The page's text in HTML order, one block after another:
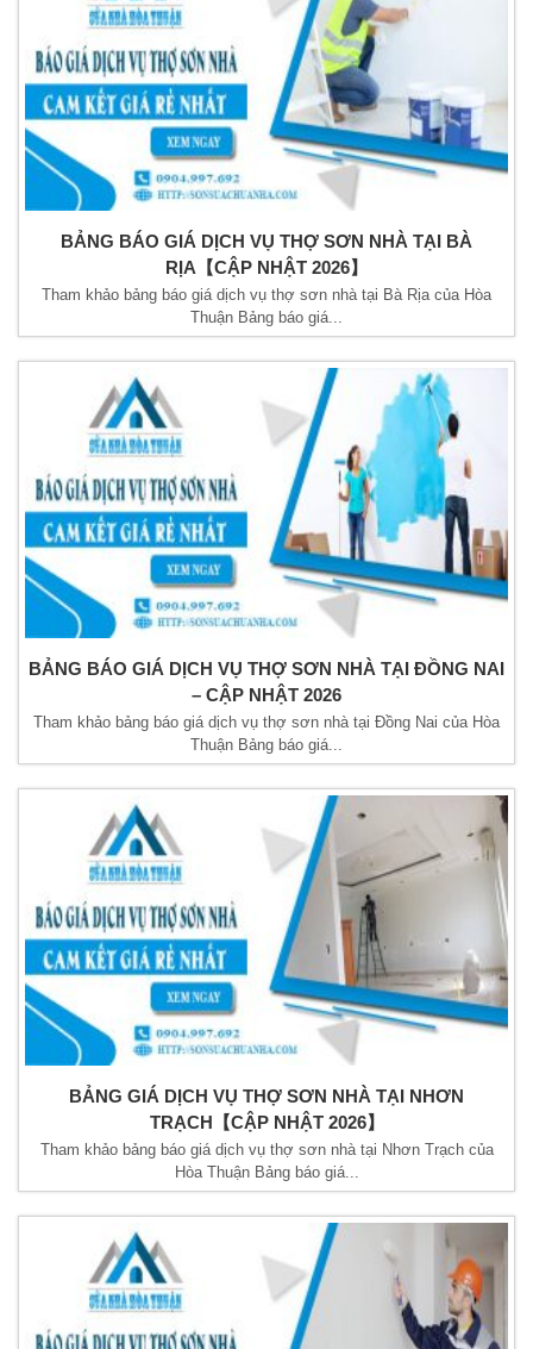
BẢNG BÁO GIÁ DỊCH VỤ THỢ SƠN NHÀ TẠI BÀ
RỊA【CẬP NHẬT 2026】
Tham khảo bảng báo giá dịch vụ thợ sơn nhà tại Bà Rịa của Hòa
Thuận Bảng báo giá...
BẢNG BÁO GIÁ DỊCH VỤ THỢ SƠN NHÀ TẠI ĐỒNG NAI
– CẬP NHẬT 2026
Tham khảo bảng báo giá dịch vụ thợ sơn nhà tại Đồng Nai của Hòa
Thuận Bảng báo giá...
BẢNG GIÁ DỊCH VỤ THỢ SƠN NHÀ TẠI NHƠN
TRẠCH【CẬP NHẬT 2026】
Tham khảo bảng báo giá dịch vụ thợ sơn nhà tại Nhơn Trạch của
Hòa Thuận Bảng báo giá...